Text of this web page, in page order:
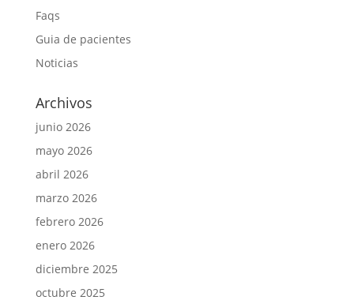
Faqs
Guia de pacientes
Noticias
Archivos
junio 2026
mayo 2026
abril 2026
marzo 2026
febrero 2026
enero 2026
diciembre 2025
octubre 2025